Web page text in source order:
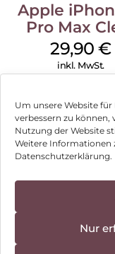
Um unsere Website
verbessern zu können,
Nutzung der Website
Weitere Informationen
Datenschutzerklärung.
Nur
Apple
Pro Max
Case29,90€
inkl. MwSt.
Impressum
Hinweis zur